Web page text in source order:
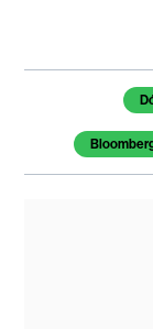
Temas de